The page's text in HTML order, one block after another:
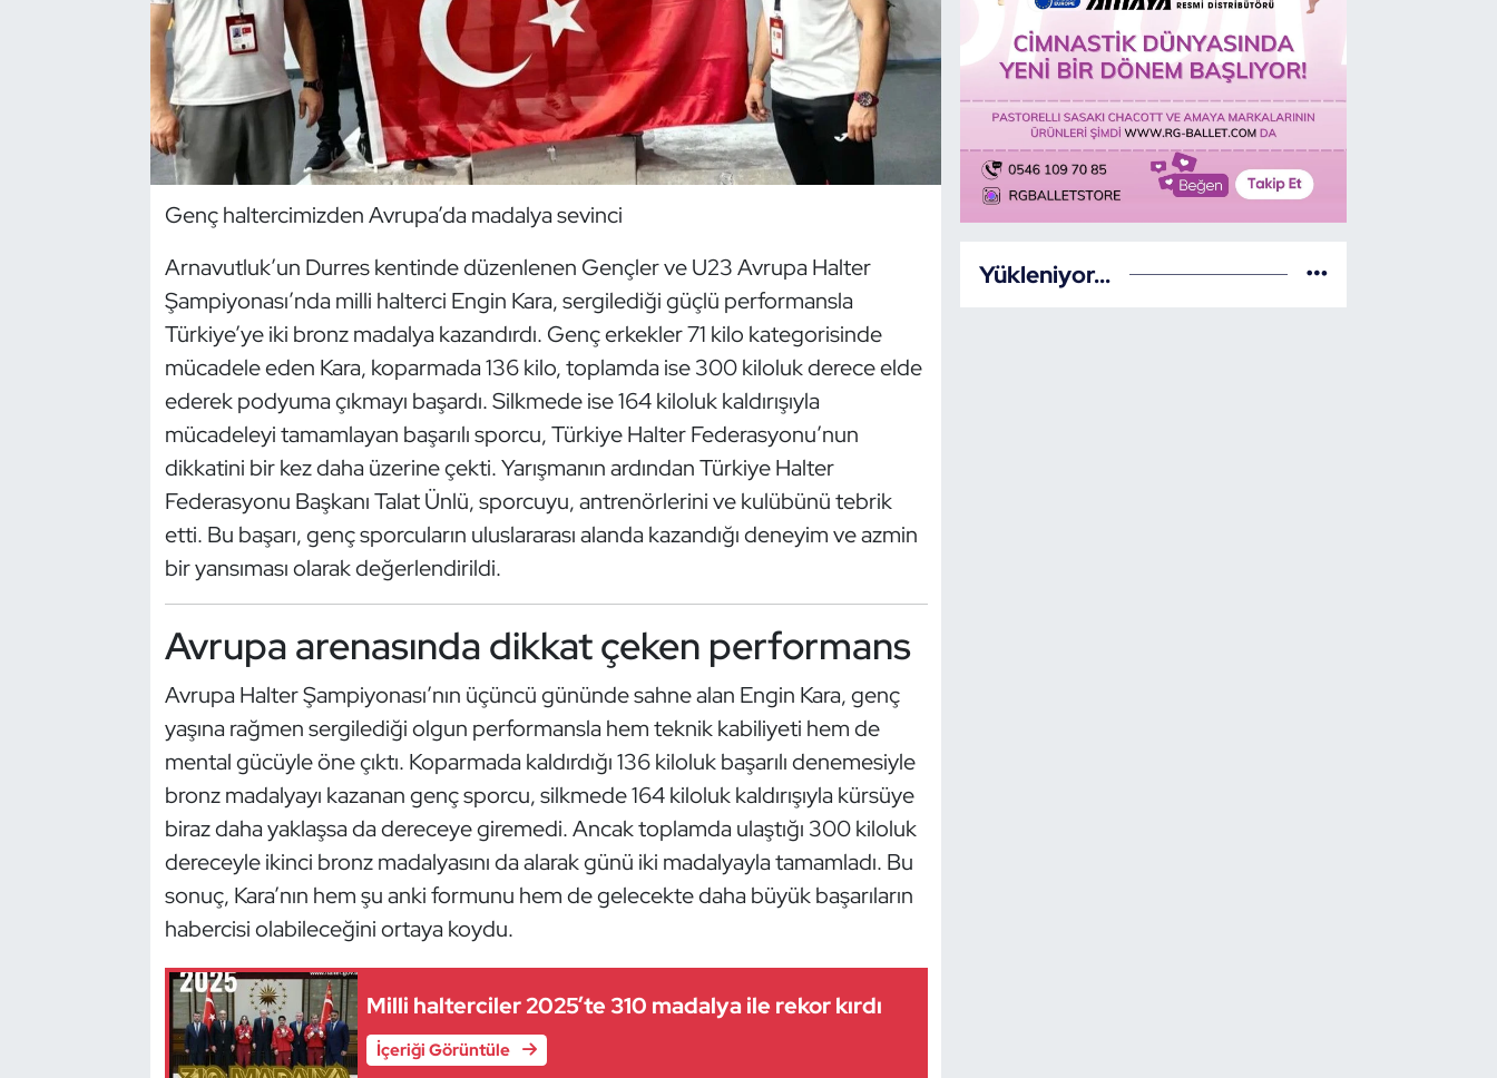
Genç haltercimizden Avrupa’da madalya sevinci
Arnavutluk’un Durres kentinde düzenlenen Gençler ve U23 Avrupa Halter
Şampiyonası’nda milli halterci Engin Kara, sergilediği güçlü performansla
Türkiye’ye iki bronz madalya kazandırdı. Genç erkekler 71 kilo kategorisinde
mücadele eden Kara, koparmada 136 kilo, toplamda ise 300 kiloluk derece elde
ederek podyuma çıkmayı başardı. Silkmede ise 164 kiloluk kaldırışıyla
mücadeleyi tamamlayan başarılı sporcu, Türkiye Halter Federasyonu’nun
dikkatini bir kez daha üzerine çekti. Yarışmanın ardından Türkiye Halter
Federasyonu Başkanı Talat Ünlü, sporcuyu, antrenörlerini ve kulübünü tebrik
etti. Bu başarı, genç sporcuların uluslararası alanda kazandığı deneyim ve azmin
bir yansıması olarak değerlendirildi.
Avrupa arenasında dikkat çeken performans
Avrupa Halter Şampiyonası’nın üçüncü gününde sahne alan Engin Kara, genç
yaşına rağmen sergilediği olgun performansla hem teknik kabiliyeti hem de
mental gücüyle öne çıktı. Koparmada kaldırdığı 136 kiloluk başarılı denemesiyle
bronz madalyayı kazanan genç sporcu, silkmede 164 kiloluk kaldırışıyla kürsüye
biraz daha yaklaşsa da dereceye giremedi. Ancak toplamda ulaştığı 300 kiloluk
dereceyle ikinci bronz madalyasını da alarak günü iki madalyayla tamamladı. Bu
sonuç, Kara’nın hem şu anki formunu hem de gelecekte daha büyük başarıların
habercisi olabileceğini ortaya koydu.
Milli halterciler 2025’te 310 madalya ile rekor kırdı
İçeriği Görüntüle
Yükleniyor...
Dans Sporları
Dövüş Sanatı
Hava Sporları
İşitme Engelli Sporcular
Judo ve Kuraş
Kano ve Rafting